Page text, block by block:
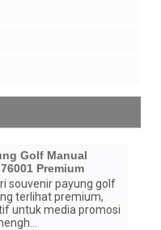
Golf Manual
Premium
souvenir payung golf
terlihat premium,
untuk media promosi